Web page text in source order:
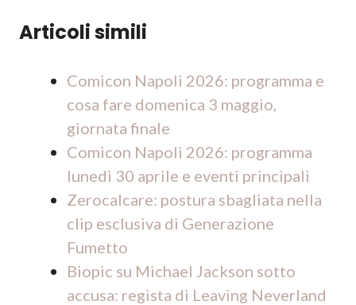
Articoli simili
Comicon Napoli 2026: programma e
cosa fare domenica 3 maggio,
giornata finale
Comicon Napoli 2026: programma
lunedì 30 aprile e eventi principali
Zerocalcare: postura sbagliata nella
clip esclusiva di Generazione
Fumetto
Biopic su Michael Jackson sotto
accusa: regista di Leaving Neverland